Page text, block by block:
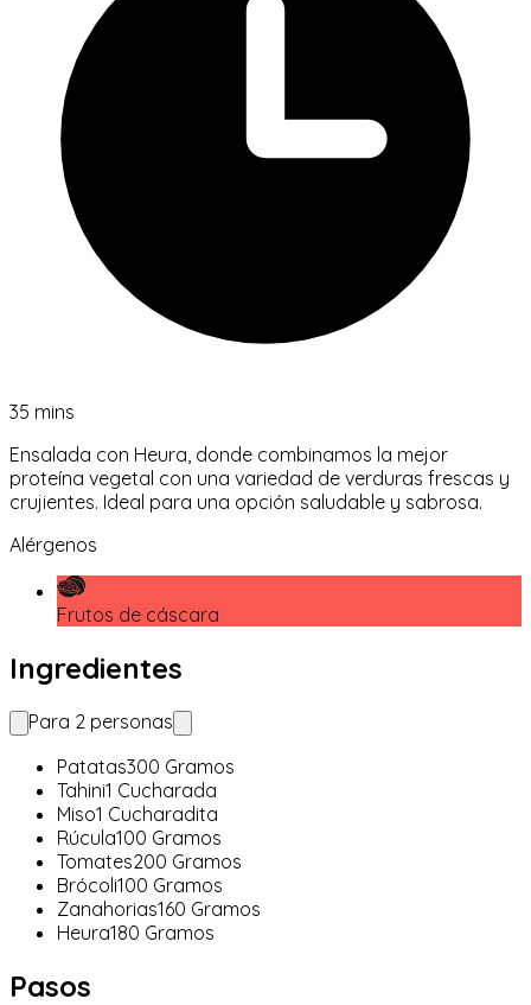
35 mins
Ensalada con Heura, donde combinamos la mejor
proteína vegetal con una variedad de verduras frescas y
crujientes. Ideal para una opción saludable y sabrosa.
Alérgenos
Frutos de cáscara
Ingredientes
Para 2 personas
Patatas300 Gramos
Tahini1 Cucharada
Miso1 Cucharadita
Rúcula100 Gramos
Tomates200 Gramos
Brócoli100 Gramos
Zanahorias160 Gramos
Heura180 Gramos
Pasos